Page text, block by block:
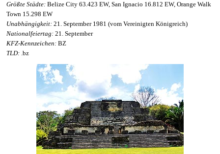
Größte Städte: Belize City 63.423 EW, San Ignacio 16.812 EW, Orange Walk
Town 15.298 EW
Unabhängigkeit: 21. September 1981 (vom Vereinigten Königreich)
Nationalfeiertag: 21. September
KFZ-Kennzeichen: BZ
TLD: .bz